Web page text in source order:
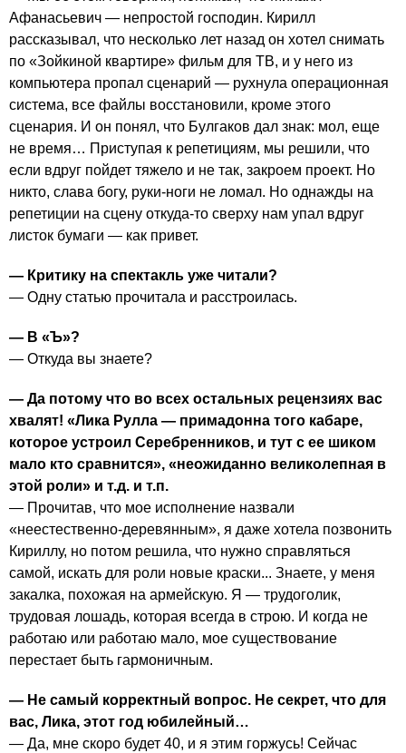
Афанасьевич — непростой господин. Кирилл
рассказывал, что несколько лет назад он хотел снимать
по «Зойкиной квартире» фильм для ТВ, и у него из
компьютера пропал сценарий — рухнула операционная
система, все файлы восстановили, кроме этого
сценария. И он понял, что Булгаков дал знак: мол, еще
не время… Приступая к репетициям, мы решили, что
если вдруг пойдет тяжело и не так, закроем проект. Но
никто, слава богу, руки-ноги не ломал. Но однажды на
репетиции на сцену откуда-то сверху нам упал вдруг
листок бумаги — как привет.
— Критику на спектакль уже читали?
— Одну статью прочитала и расстроилась.
— В «Ъ»?
— Откуда вы знаете?
— Да потому что во всех остальных рецензиях вас
хвалят! «Лика Рулла — примадонна того кабаре,
которое устроил Серебренников, и тут с ее шиком
мало кто сравнится», «неожиданно великолепная в
этой роли» и т.д. и т.п.
— Прочитав, что мое исполнение назвали
«неестественно-деревянным», я даже хотела позвонить
Кириллу, но потом решила, что нужно справляться
самой, искать для роли новые краски... Знаете, у меня
закалка, похожая на армейскую. Я — трудоголик,
трудовая лошадь, которая всегда в строю. И когда не
работаю или работаю мало, мое существование
перестает быть гармоничным.
— Не самый корректный вопрос. Не секрет, что для
вас, Лика, этот год юбилейный…
— Да, мне скоро будет 40, и я этим горжусь! Сейчас